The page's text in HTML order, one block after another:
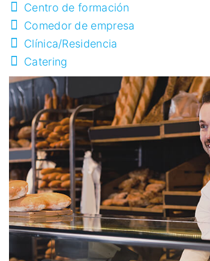
Centro de formación
Comedor de empresa
Clínica/Residencia
Catering